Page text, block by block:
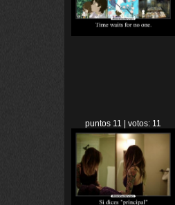
puntos 11 | votos: 11